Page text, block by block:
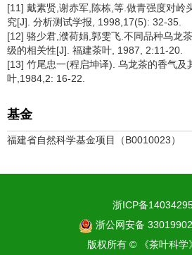
[11] 戴素贤,谢赤军,陈栋,等.做青强度对岭
究[J]. 分析测试学报, 1998,17(5): 32-35.
[12] 骆少君,濮荷娟,郭雯飞.不同品种乌龙
级的相关性[J]. 福建茶叶, 1987, 2:11-20.
[13] 竹尾忠一(程启坤译). 乌龙茶的香气及
叶,1984,2: 16-22.
基金
福建省自然科学基金项目（B0010023）
浙ICP备
浙公网安备
版权所有 © 《茶叶科学